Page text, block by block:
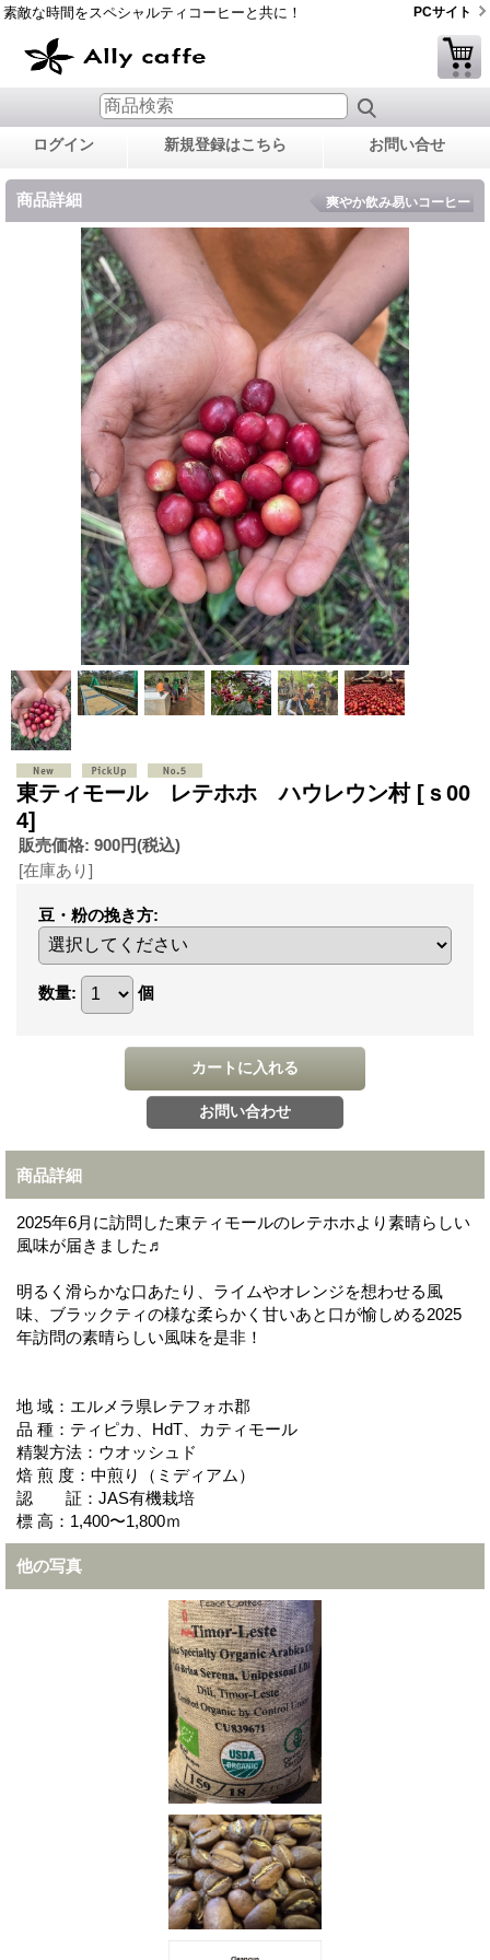
素敵な時間をスペシャルティコーヒーと共に！ PCサイト
ログイン 新規登録はこちら お問い合せ
商品詳細 爽やか飲み易いコーヒー
東ティモール レテホホ ハウレウン村 [ｓ00
4]
販売価格: 900円(税込)
[在庫あり]
豆・粉の挽き方:
数量: 個
商品詳細
2025年6月に訪問した東ティモールのレテホホより素晴らしい
風味が届きました♬
明るく滑らかな口あたり、ライムやオレンジを想わせる風
味、ブラックティの様な柔らかく甘いあと口が愉しめる2025
年訪問の素晴らしい風味を是非！
地 域：エルメラ県レテフォホ郡
品 種：ティピカ、HdT、カティモール
精製方法：ウオッシュド
焙 煎 度：中煎り（ミディアム）
認 証：JAS有機栽培
標 高：1,400〜1,800ｍ
他の写真